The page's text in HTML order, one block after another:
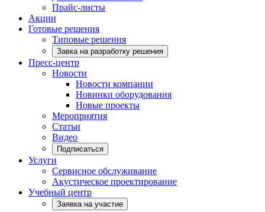
Прайс-листы
Акции
Готовые решения
Типовые решения
Завка на разработку решения
Пресс-центр
Новости
Новости компании
Новинки оборудования
Новые проекты
Мероприятия
Статьи
Видео
Подписаться
Услуги
Сервисное обслуживание
Акустическое проектирование
Учебный центр
Заявка на участие